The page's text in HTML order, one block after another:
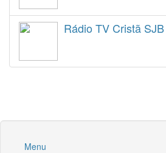
Rádio TV Cristã SJB
Menu